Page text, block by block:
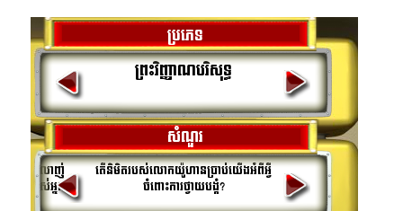
ះគម្ពីរសៀវភៅវិសេសឥតគិតថ្លៃ
ព្រះវិញ្ញាណបរិសុទ្ធ
េចក្កីស្រលាញ់
េច ដល់អស់អ្នក
តើនិមិតរបស់លោកយ៉ូហានប្រាប់យើងអំពីអ្វី
ចំពោះការថ្វាយបង្គំ?
ប្រភេទ
សំណួរ